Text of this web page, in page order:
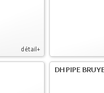
détail+
DH PIPE